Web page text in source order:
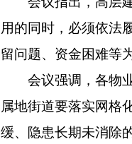
用的同时，必须依法
留问题、资金困难等
会议强调，各物业
属地街道要落实网格
缓、隐患长期未消除